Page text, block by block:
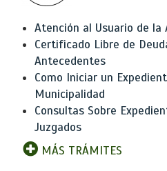
Atención al Usuario de la
Certificado Libre de
Antecedentes
Como Iniciar un
Municipalidad
Consultas Sobre
Juzgados
MÁS TRÁMITES